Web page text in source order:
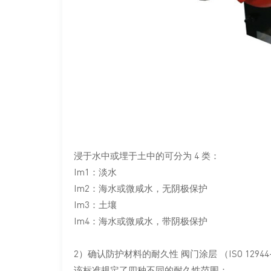
浸于水中或埋于土中的可分为 4 类：
Im1：淡水
Im2：海水或微咸水，无阴极保护
Im3：土壤
Im4：海水或微咸水，带阴极保护
2）确认防护材料的耐久性 阀门涂层
（ISO